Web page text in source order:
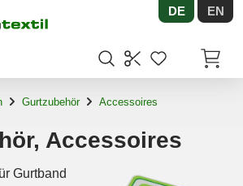
DE EN
Gurtzubehör Accessoires
Accessoires
Gurtband